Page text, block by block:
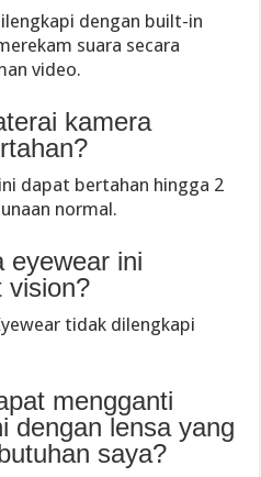
dengan built-in
suara secara
video.
kamera
dapat bertahan hingga 2
normal.
eyewear ini
vision?
tidak dilengkapi
mengganti
dengan lensa yang
saya?